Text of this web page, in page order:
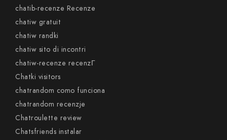
chatib-recenze Recenze
chatiw gratuit
chatiw randki
chatiw sito di incontri
chatiw-recenze recenzГ­
Chatki visitors
chatrandom como funciona
chatrandom recenzje
Chatroulette review
Chatsfriends instalar